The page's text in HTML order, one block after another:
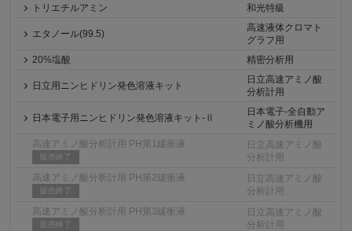
トリエチルアミン 和光特級
エタノール(99.5)
高速液体クロマト
グラフ用
20%塩酸
精密分析用
日立用ニンヒドリン発色溶液キット
日立高速アミノ酸
分析計用
日本電子用ニンヒドリン発色溶液キット-Ⅱ
日本電子-全自動ア
ミノ酸分析機用
高速アミノ酸分析計用 PH第1緩衝液
販売終了
日立高速アミノ酸
分析計用
高速アミノ酸分析計用 PH第2緩衝液
販売終了
日立高速アミノ酸
分析計用
高速アミノ酸分析計用 PH第3緩衝液
販売終了
日立高速アミノ酸
分析計用